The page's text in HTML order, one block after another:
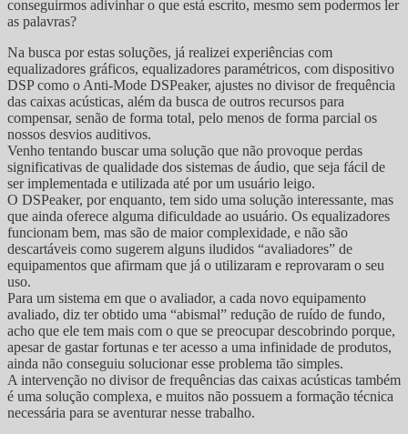
conseguirmos adivinhar o que está escrito, mesmo sem podermos ler
as palavras?
Na busca por estas soluções, já realizei experiências com
equalizadores gráficos, equalizadores paramétricos, com dispositivo
DSP como o Anti-Mode DSPeaker, ajustes no divisor de frequência
das caixas acústicas, além da busca de outros recursos para
compensar, senão de forma total, pelo menos de forma parcial os
nossos desvios auditivos.
Venho tentando buscar uma solução que não provoque perdas
significativas de qualidade dos sistemas de áudio, que seja fácil de
ser implementada e utilizada até por um usuário leigo.
O DSPeaker, por enquanto, tem sido uma solução interessante, mas
que ainda oferece alguma dificuldade ao usuário. Os equalizadores
funcionam bem, mas são de maior complexidade, e não são
descartáveis como sugerem alguns iludidos “avaliadores” de
equipamentos que afirmam que já o utilizaram e reprovaram o seu
uso.
Para um sistema em que o avaliador, a cada novo equipamento
avaliado, diz ter obtido uma “abismal” redução de ruído de fundo,
acho que ele tem mais com o que se preocupar descobrindo porque,
apesar de gastar fortunas e ter acesso a uma infinidade de produtos,
ainda não conseguiu solucionar esse problema tão simples.
A intervenção no divisor de frequências das caixas acústicas também
é uma solução complexa, e muitos não possuem a formação técnica
necessária para se aventurar nesse trabalho.